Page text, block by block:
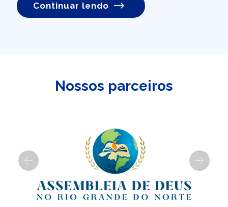
Continuar lendo
Nossos parceiros
Previous Next